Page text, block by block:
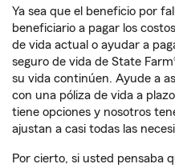
Ya sea que el beneficio por
beneficiario a pagar los
de vida actual o ayudar a
seguro de vida de State
su vida continúen. Ayude a
con una póliza de vida a
tiene opciones y nosotros
ajustan a casi todas las
Por cierto, si usted pensaba